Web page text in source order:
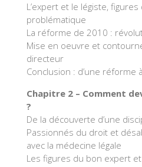
L’expert et le légiste,
problématique
La réforme de 2010 :
Mise en oeuvre et
directeur
Conclusion : d’une réforme
Chapitre 2 – Comment
?
De la découverte d’une
Passionnés du droit et
avec la médecine légale
Les figures du bon expert